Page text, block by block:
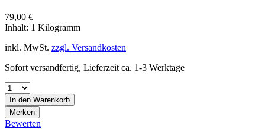
79,00 €
Inhalt: 1 Kilogramm
inkl. MwSt. zzgl. Versandkosten
Sofort versandfertig, Lieferzeit ca. 1-3 Werktage
In den Warenkorb
Merken
Bewerten